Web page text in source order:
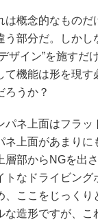
概念的なものだ
部分だ。しか
ザイン”を施すだ
て機能は形を現
ろうか？
パネ上面はフラ
上面があまりに
層部からNGを出
トなドライビン
、ここをじっく
造形ですが、こ